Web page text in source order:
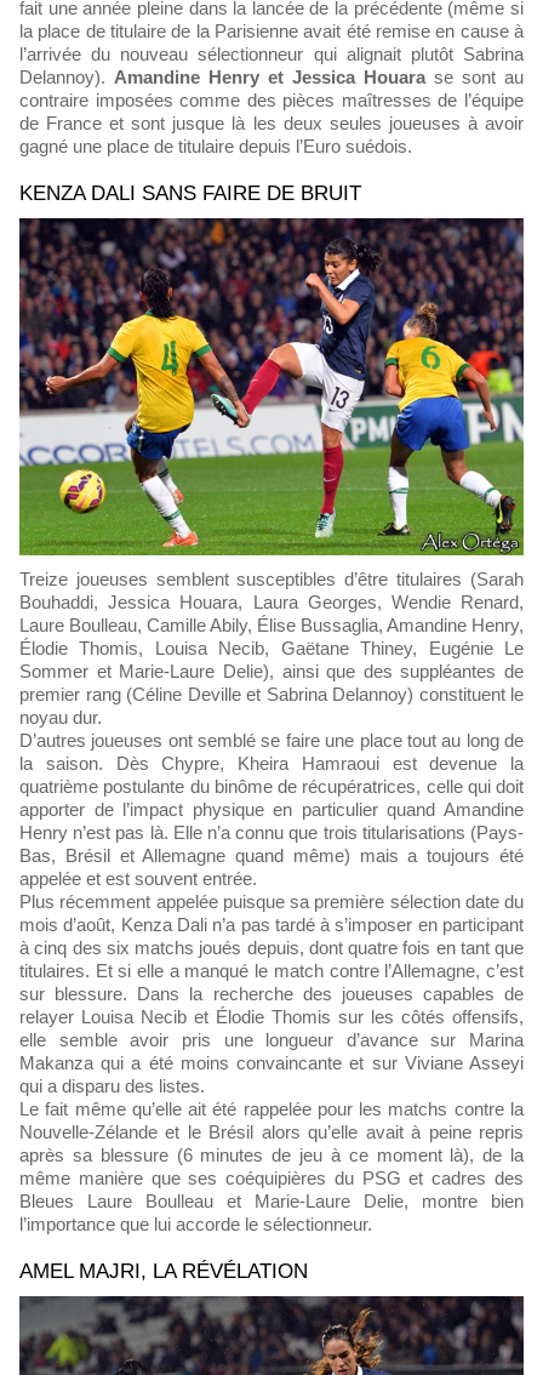
fait une année pleine dans la lancée de la précédente (même si
la place de titulaire de la Parisienne avait été remise en cause à
l’arrivée du nouveau sélectionneur qui alignait plutôt Sabrina
Delannoy). Amandine Henry et Jessica Houara se sont au
contraire imposées comme des pièces maîtresses de l’équipe
de France et sont jusque là les deux seules joueuses à avoir
gagné une place de titulaire depuis l’Euro suédois.
KENZA DALI SANS FAIRE DE BRUIT
Treize joueuses semblent susceptibles d’être titulaires (Sarah
Bouhaddi, Jessica Houara, Laura Georges, Wendie Renard,
Laure Boulleau, Camille Abily, Élise Bussaglia, Amandine Henry,
Élodie Thomis, Louisa Necib, Gaëtane Thiney, Eugénie Le
Sommer et Marie-Laure Delie), ainsi que des suppléantes de
premier rang (Céline Deville et Sabrina Delannoy) constituent le
noyau dur.
D’autres joueuses ont semblé se faire une place tout au long de
la saison. Dès Chypre, Kheira Hamraoui est devenue la
quatrième postulante du binôme de récupératrices, celle qui doit
apporter de l’impact physique en particulier quand Amandine
Henry n’est pas là. Elle n’a connu que trois titularisations (Pays-
Bas, Brésil et Allemagne quand même) mais a toujours été
appelée et est souvent entrée.
Plus récemment appelée puisque sa première sélection date du
mois d’août, Kenza Dali n’a pas tardé à s’imposer en participant
à cinq des six matchs joués depuis, dont quatre fois en tant que
titulaires. Et si elle a manqué le match contre l’Allemagne, c’est
sur blessure. Dans la recherche des joueuses capables de
relayer Louisa Necib et Élodie Thomis sur les côtés offensifs,
elle semble avoir pris une longueur d’avance sur Marina
Makanza qui a été moins convaincante et sur Viviane Asseyi
qui a disparu des listes.
Le fait même qu’elle ait été rappelée pour les matchs contre la
Nouvelle-Zélande et le Brésil alors qu’elle avait à peine repris
après sa blessure (6 minutes de jeu à ce moment là), de la
même manière que ses coéquipières du PSG et cadres des
Bleues Laure Boulleau et Marie-Laure Delie, montre bien
l’importance que lui accorde le sélectionneur.
AMEL MAJRI, LA RÉVÉLATION